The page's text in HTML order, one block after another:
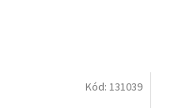
Kód:131039